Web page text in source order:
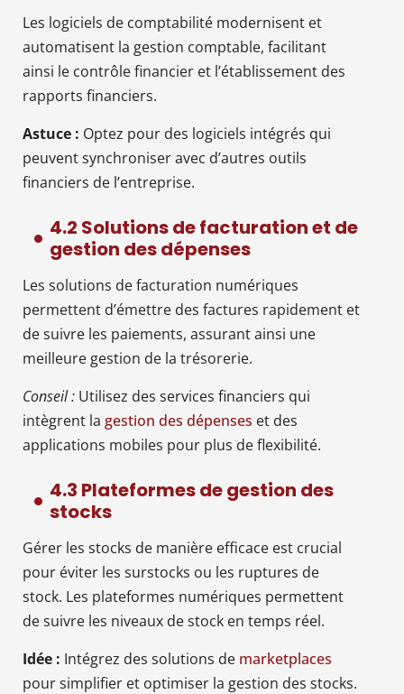
Les logiciels de comptabilité modernisent et
automatisent la gestion comptable, facilitant
ainsi le contrôle financier et l’établissement des
rapports financiers.
Astuce : Optez pour des logiciels intégrés qui
peuvent synchroniser avec d’autres outils
financiers de l’entreprise.
4.2 Solutions de facturation et de
gestion des dépenses
Les solutions de facturation numériques
permettent d’émettre des factures rapidement et
de suivre les paiements, assurant ainsi une
meilleure gestion de la trésorerie.
Conseil : Utilisez des services financiers qui
intègrent la gestion des dépenses et des
applications mobiles pour plus de flexibilité.
4.3 Plateformes de gestion des
stocks
Gérer les stocks de manière efficace est crucial
pour éviter les surstocks ou les ruptures de
stock. Les plateformes numériques permettent
de suivre les niveaux de stock en temps réel.
Idée : Intégrez des solutions de marketplaces
pour simplifier et optimiser la gestion des stocks.